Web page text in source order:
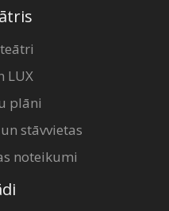
LUX
plāni
stāvvietas
noteikumi